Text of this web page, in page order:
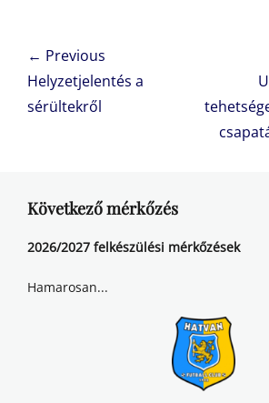
Bejegyzés
navigáció
← Previous
Previous
post:
Helyzetjelentés a
sérültekről
post:
Következő mérkőzés
2026/2027 felkészülési mérkőzések
Hamarosan...